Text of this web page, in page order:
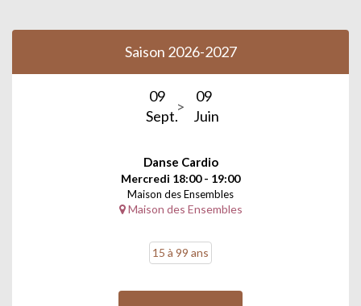
Saison 2026-2027
09
Sept.
09
Juin
Danse Cardio
Mercredi 18:00 - 19:00
Maison des Ensembles
Maison des Ensembles
15 à 99 ans